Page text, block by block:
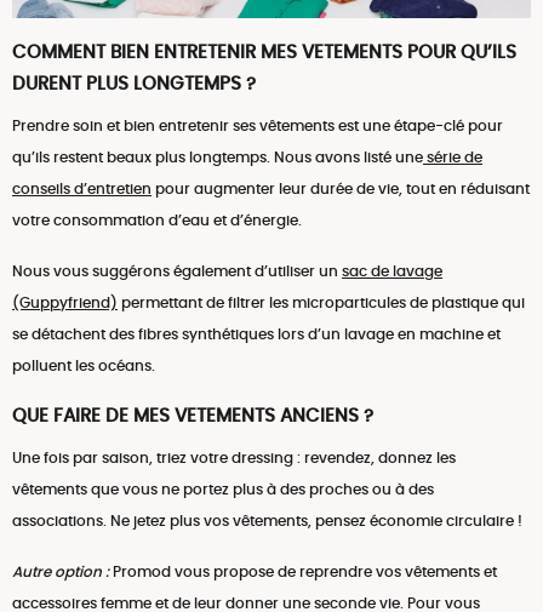
COMMENT BIEN ENTRETENIR MES VETEMENTS POUR QU’ILS
DURENT PLUS LONGTEMPS ?
Prendre soin et bien entretenir ses vêtements est une étape-clé pour
qu’ils restent beaux plus longtemps. Nous avons listé une série de
conseils d’entretien pour augmenter leur durée de vie, tout en réduisant
votre consommation d’eau et d’énergie.
Nous vous suggérons également d’utiliser un sac de lavage
(Guppyfriend) permettant de filtrer les microparticules de plastique qui
se détachent des fibres synthétiques lors d’un lavage en machine et
polluent les océans.
QUE FAIRE DE MES VETEMENTS ANCIENS ?
Une fois par saison, triez votre dressing : revendez, donnez les
vêtements que vous ne portez plus à des proches ou à des
associations. Ne jetez plus vos vêtements, pensez économie circulaire !
Autre option :Promod vous propose de reprendre vos vêtements et
accessoires femme et de leur donner une seconde vie. Pour vous